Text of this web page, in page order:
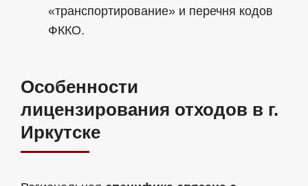
«транспортирование» и перечня кодов
ФККО.
Особенности
лицензирования отходов в г.
Иркутске